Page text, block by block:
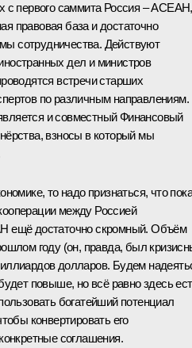
с первого саммита Россия – АСЕАН,
правовая база и достаточно
сотрудничества. Действуют
дел и министров
встречи старших
по различным направлениям.
и совместный Финансовый
взносы в который мы
то надо признаться, что пока
между Россией
ещё достаточно скромный. Объём
году (он, правда, был
долларов. Будем
повыше, но всё равно здесь
богатейший потенциал
конвертировать его
соглашения.